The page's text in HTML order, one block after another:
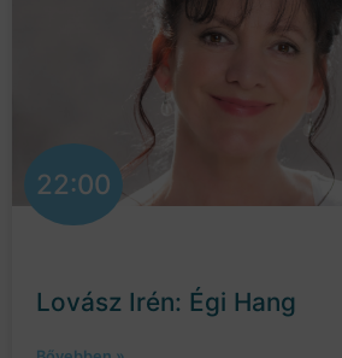
22:00
Lovász Irén: Égi Hang